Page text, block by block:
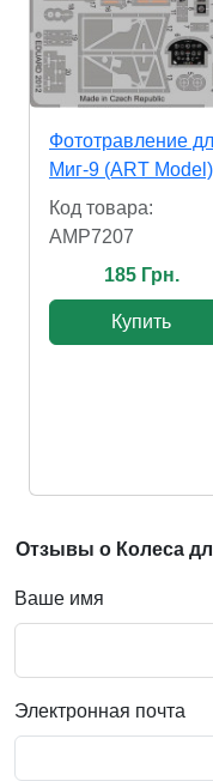
Фототравление
Миг-9 (ART Model)
Код товара:
AMP7207
185 Грн.
Купить
Отзывы о Колеса
Ваше имя
Электронная почта